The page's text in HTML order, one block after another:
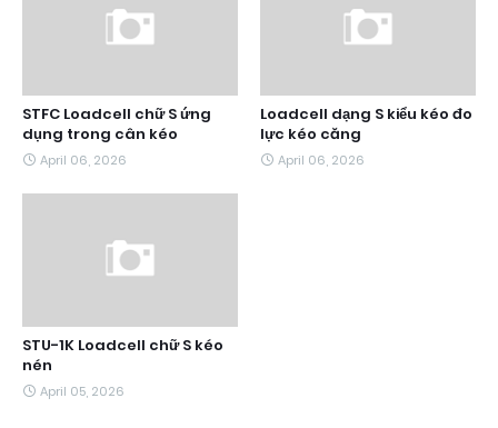
STFC Loadcell chữ S ứng
dụng trong cân kéo
April 06, 2026
Loadcell dạng S kiểu kéo đo
lực kéo căng
April 06, 2026
STU-1K Loadcell chữ S kéo
nén
April 05, 2026